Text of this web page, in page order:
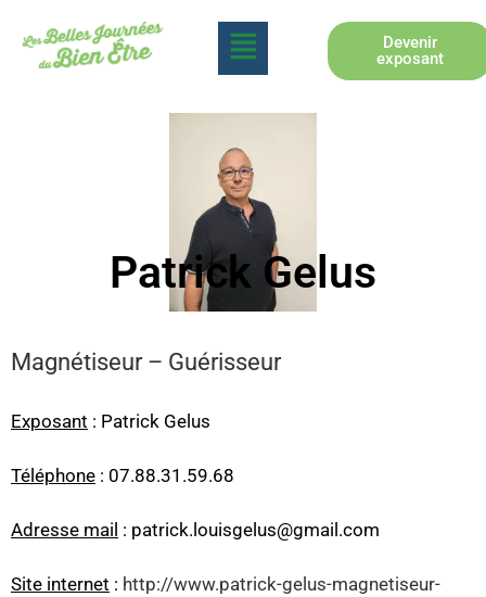
Devenir
exposant
Patrick Gelus
Magnétiseur – Guérisseur
Exposant : Patrick Gelus
Téléphone : 07.88.31.59.68
Adresse mail : patrick.louisgelus@gmail.com
Site internet : http://www.patrick-gelus-magnetiseur-